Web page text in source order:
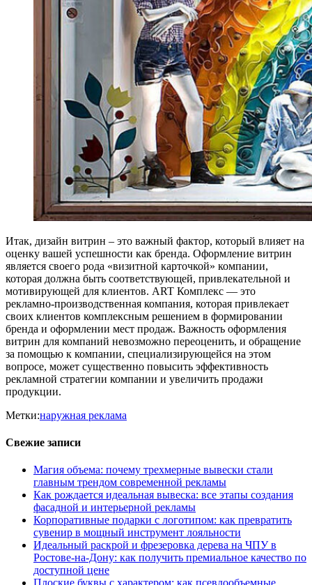
Итак, дизайн витрин – это важный фактор, который влияет на
оценку вашей успешности как бренда. Оформление витрин
является своего рода «визитной карточкой» компании,
которая должна быть соответствующей, привлекательной и
мотивирующей для клиентов. ART Комплекс — это
рекламно-производственная компания, которая привлекает
своих клиентов комплексным решением в формировании
бренда и оформлении мест продаж. Важность оформления
витрин для компаний невозможно переоценить, и обращение
за помощью к компании, специализирующейся на этом
вопросе, может существенно повысить эффективность
рекламной стратегии компании и увеличить продажи
продукции.
Метки:наружная реклама
Свежие записи
Магия объема: почему трехмерные вывески стали
главным трендом современной рекламы
Как рождается идеальная вывеска: все этапы создания
фасадной и интерьерной рекламы
Корпоративные подарки с логотипом: как превратить
сувенир в мощный инструмент лояльности
Идеальный раскрой и фрезеровка дерева на ЧПУ в
Ростове-на-Дону: как получить премиальное качество по
доступной цене